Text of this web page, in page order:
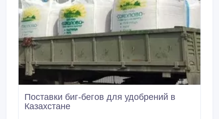
Поставки биг-бегов для удобрений в
Казахстане